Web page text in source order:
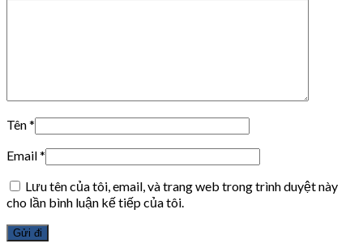
Tên*
Email*
Lưu tên của tôi, email, và trang web trong trình duyệt này
cho lần bình luận kế tiếp của tôi.